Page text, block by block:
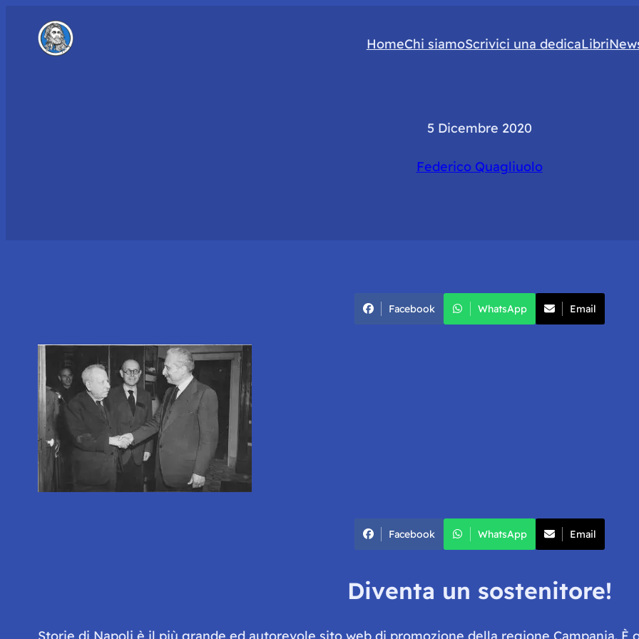
HomeChi siamoScrivici una dedicaLibri
5 Dicembre 2020
Federico Quagliuolo
Facebook WhatsApp Email
Facebook WhatsApp Email
Diventa un sostenitore!
Storie di Napoli è il più grande ed autorevole sito web di promozione della regione Campania.